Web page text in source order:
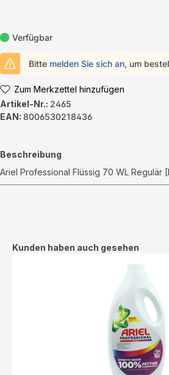
Verfügbar
Bitte melden Sie sich an, um
Zum Merkzettel hinzufügen
Artikel-Nr.: 2465
EAN: 8006530218436
Beschreibung
Ariel Professional Flüssig 70 WL Regulär
Produktgalerie überspringen
Kunden haben auch gesehen